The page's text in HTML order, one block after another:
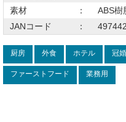
素材
：
ABS樹
JANコード
：
厨房 外食 ホテル 冠
ファーストフード 業務用